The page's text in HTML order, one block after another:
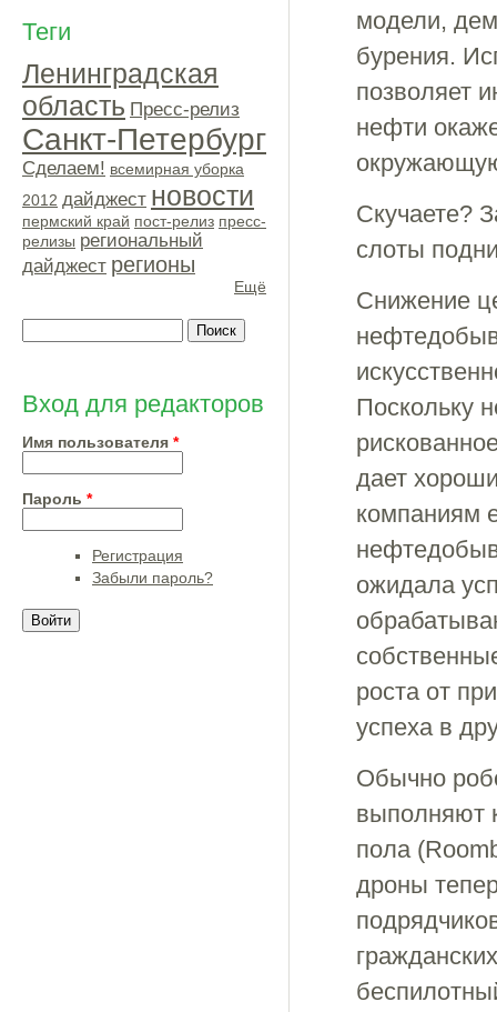
модели,
бурения.
позволяет
нефти
Скучаете?
слоты
Снижение
Поскольку
дает
компаниям
ожидала
роста от
успеха в
Обычно
выполняют
пола
дроны
Теги
Ленинградская
область Пресс-релиз
Санкт-Петербург
Сделаем! всемирная уборка
2012 дайджест новости
пермский край пост-релиз пресс-
релизы региональный
дайджест регионы
Ещё
Вход для редакторов
Имя пользователя *
Пароль *
Регистрация
Забыли пароль?